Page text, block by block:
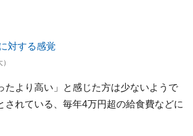
たより高い」と感じた方は少ないようで
れている、毎年4万円超の給食費などに